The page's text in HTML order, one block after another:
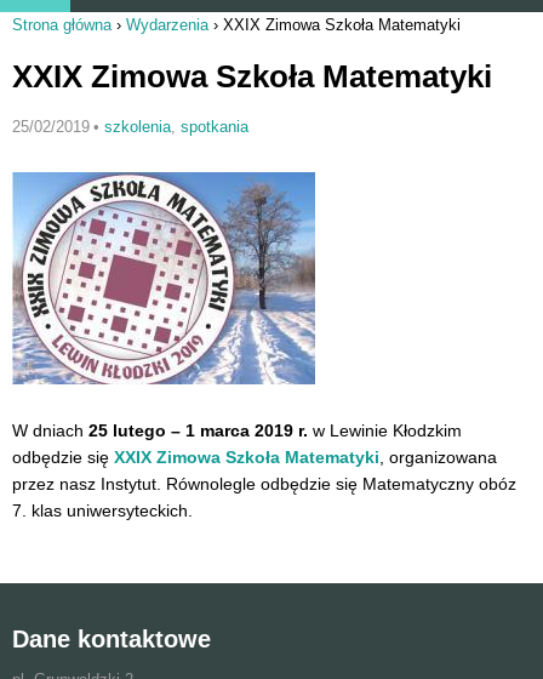
Strona główna› Wydarzenia› XXIX Zimowa Szkoła Matematyki
XXIX Zimowa Szkoła Matematyki
25/02/2019 • szkolenia, spotkania
W dniach 25 lutego – 1 marca 2019 r. w Lewinie Kłodzkim
odbędzie się XXIX Zimowa Szkoła Matematyki , organizowana
przez nasz Instytut. Równolegle odbędzie się Matematyczny obóz
7. klas uniwersyteckich.
Dane kontaktowe